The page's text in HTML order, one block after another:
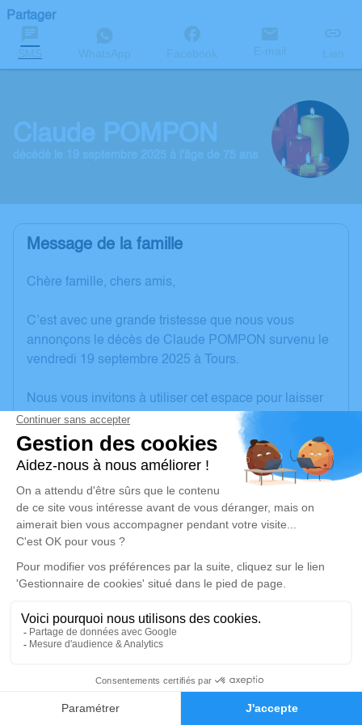
Faire-part Hommages
Partager
SMS WhatsApp Facebook E-mail Lien
Claude POMPON
décédé le 19 septembre 2025 à l'âge de 75 ans
Message de la famille
Chère famille, chers amis,
C’est avec une grande tristesse que nous vous
annonçons le décès de Claude POMPON survenu le
vendredi 19 septembre 2025 à Tours.
Nous vous invitons à utiliser cet espace pour laisser
vos condoléances, partager des photos souvenirs,
une anecdote ou exprimer vos pensées à travers des
poèmes ou des textes. Cet endroit est un lieu
d'expression dédié à honorer la mémoire de Claude
POMPON.
Un service de plantation d’arbre hommage est
disponible ici.
Je rends hommage
Cérémonie civile
Cimetière de La Celle
18200 La Celle